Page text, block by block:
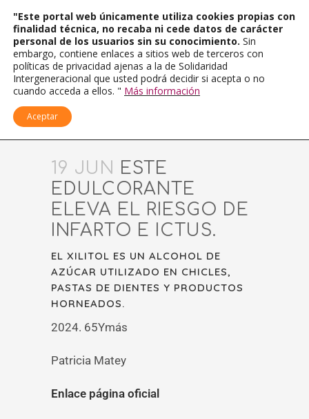
19 JUN ESTE
EDULCORANTE
ELEVA EL RIESGO DE
INFARTO E ICTUS.
EL XILITOL ES UN ALCOHOL DE
AZÚCAR UTILIZADO EN CHICLES,
PASTAS DE DIENTES Y PRODUCTOS
HORNEADOS.
2024. 65Ymás
Patricia Matey
Enlace página oficial
"Este portal web únicamente utiliza cookies propias con
finalidad técnica, no recaba ni cede datos de carácter
personal de los usuarios sin su conocimiento. Sin
embargo, contiene enlaces a sitios web de terceros con
políticas de privacidad ajenas a la de Solidaridad
Intergeneracional que usted podrá decidir si acepta o no
cuando acceda a ellos. " Más información
Aceptar